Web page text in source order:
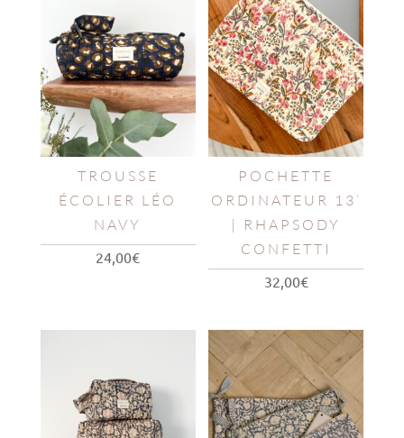
TROUSSE
ÉCOLIER LÉO
NAVY
24,00€
POCHETTE
ORDINATEUR 13’
| RHAPSODY
CONFETTI
32,00€